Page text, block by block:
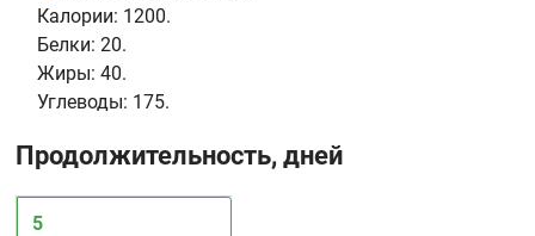
Калории: 1200.
Белки: 20.
Жиры: 40.
Углеводы: 175.
Продолжительность, дней
5